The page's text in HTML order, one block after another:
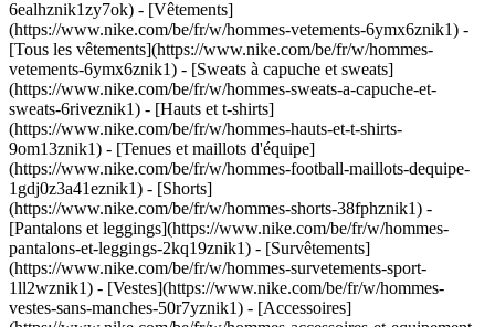
6ealhznik1zy7ok) - [Vêtements]
(https://www.nike.com/be/fr/w/hommes-vetements-6ymx6znik1) -
[Tous les vêtements](https://www.nike.com/be/fr/w/hommes-
vetements-6ymx6znik1) - [Sweats à capuche et sweats]
(https://www.nike.com/be/fr/w/hommes-sweats-a-capuche-et-
sweats-6riveznik1) - [Hauts et t-shirts]
(https://www.nike.com/be/fr/w/hommes-hauts-et-t-shirts-
9om13znik1) - [Tenues et maillots d'équipe]
(https://www.nike.com/be/fr/w/hommes-football-maillots-dequipe-
1gdj0z3a41eznik1) - [Shorts]
(https://www.nike.com/be/fr/w/hommes-shorts-38fphznik1) -
[Pantalons et leggings](https://www.nike.com/be/fr/w/hommes-
pantalons-et-leggings-2kq19znik1) - [Survêtements]
(https://www.nike.com/be/fr/w/hommes-survetements-sport-
1ll2wznik1) - [Vestes](https://www.nike.com/be/fr/w/hommes-
vestes-sans-manches-50r7yznik1) - [Accessoires]